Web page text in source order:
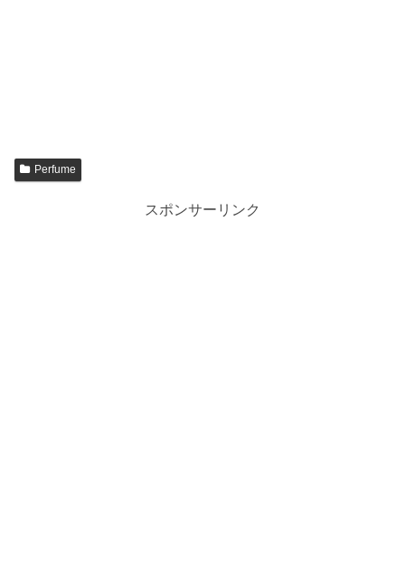
Perfume
スポンサーリンク